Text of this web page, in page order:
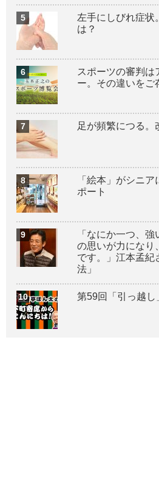
左手にしびれ症状
は？
スポーツの審判は
ー。その違いをご
足が頻繁につる。
「絵本」がシニ
ポート
「なにか一つ、
の思いが力になり
です。」江本孟紀
法」
第59回「引っ越し